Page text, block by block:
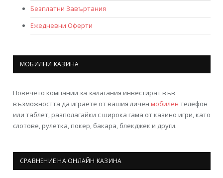
Безплатни Завъртания
Ежедневни Оферти
МОБИЛНИ КАЗИНА
Повечето компании за залагания инвестират във
възможността да играете от вашия личен мобилен телефон
или таблет, разполагайки с широка гама от казино игри, като
слотове, рулетка, покер, бакара, блекджек и други.
СРАВНЕНИЕ НА ОНЛАЙН КАЗИНА